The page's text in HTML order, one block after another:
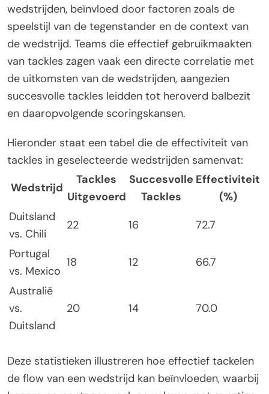
wedstrijden, beïnvloed door factoren zoals de
speelstijl van de tegenstander en de context van
de wedstrijd. Teams die effectief gebruikmaakten
van tackles zagen vaak een directe correlatie met
de uitkomsten van de wedstrijden, aangezien
succesvolle tackles leidden tot heroverd balbezit
en daaropvolgende scoringskansen.
Hieronder staat een tabel die de effectiviteit van
tackles in geselecteerde wedstrijden samenvat:
Wedstrijd
Tackles
Uitgevoerd
Succesvolle
Tackles
Effectiviteit
(%)
Duitsland
vs. Chili
22 16
72.7
Portugal
vs. Mexico
18 12
66.7
Australië
vs.
Duitsland
20 14 70.0
Deze statistieken illustreren hoe effectief tackelen
de flow van een wedstrijd kan beïnvloeden, waarbij